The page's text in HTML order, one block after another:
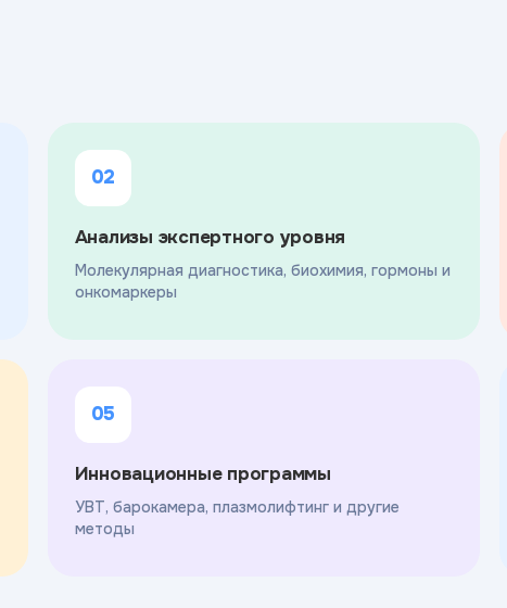
02
Анализы экспертного уровня
Молекулярная диагностика, биохимия, гормоны и
онкомаркеры
05
Инновационные программы
УВТ, барокамера, плазмолифтинг и другие
методы